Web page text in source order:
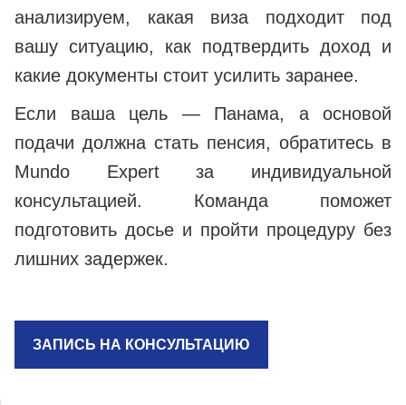
анализируем, какая виза подходит под
вашу ситуацию, как подтвердить доход и
какие документы стоит усилить заранее.
Если ваша цель — Панама, а основой
подачи должна стать пенсия, обратитесь в
Mundo Expert за индивидуальной
консультацией. Команда поможет
подготовить досье и пройти процедуру без
лишних задержек.
ЗАПИСЬ НА КОНСУЛЬТАЦИЮ